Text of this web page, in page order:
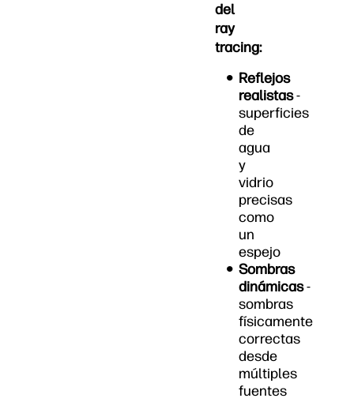
del
ray
tracing:
Reflejos
realistas-
superficies
de
agua
y
vidrio
precisas
como
un
espejo
Sombras
dinámicas-
sombras
físicamente
correctas
desde
múltiples
fuentes